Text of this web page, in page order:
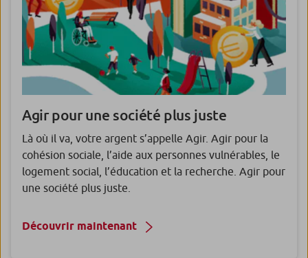
Forfait Libre d’Agir
Le meilleur pour votre quotidien avec un
compte bancaire, la carte de votre choix et des
services étendus pour donner du sens à votre
quotidien, en toute liberté.
Agir pour une société plus juste
Là où il va, votre argent s’appelle Agir. Agir pour la
cohésion sociale, l’aide aux personnes vulnérables, le
logement social, l’éducation et la recherche. Agir pour
une société plus juste.
Découvrir maintenant